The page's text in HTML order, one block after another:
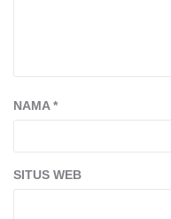
NAMA*
SITUS WEB